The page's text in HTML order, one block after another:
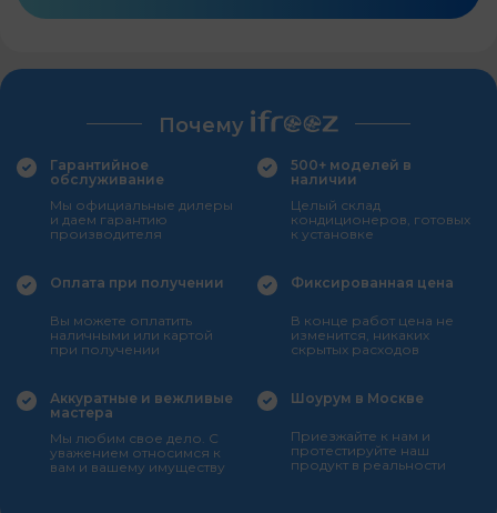
Почему
Гарантийное
обслуживание
Мы официальные дилеры
и даем гарантию
производителя
500+ моделей в
наличии
Целый склад
кондиционеров, готовых
к установке
Оплата при получении
Вы можете оплатить
наличными или картой
при получении
Фиксированная цена
В конце работ цена не
изменится, никаких
скрытых расходов
Аккуратные и вежливые
мастера
Мы любим свое дело. С
уважением относимся к
вам и вашему имуществу
Шоурум в Москве
Приезжайте к нам и
протестируйте наш
продукт в реальности